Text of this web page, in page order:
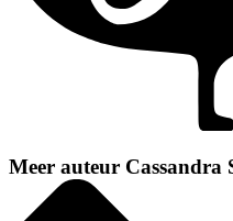
Meer auteur Cassandra